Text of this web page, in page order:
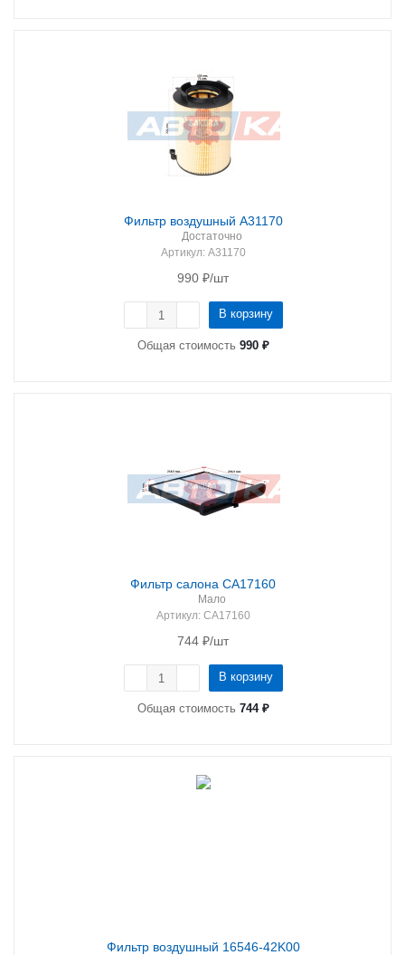
Фильтр воздушный A31170
Достаточно
Артикул: A31170
990 ₽/шт
В корзину
Общая стоимость 990 ₽
Фильтр салона CA17160
Мало
Артикул: CA17160
744 ₽/шт
В корзину
Общая стоимость 744 ₽
Фильтр воздушный 16546-42K00